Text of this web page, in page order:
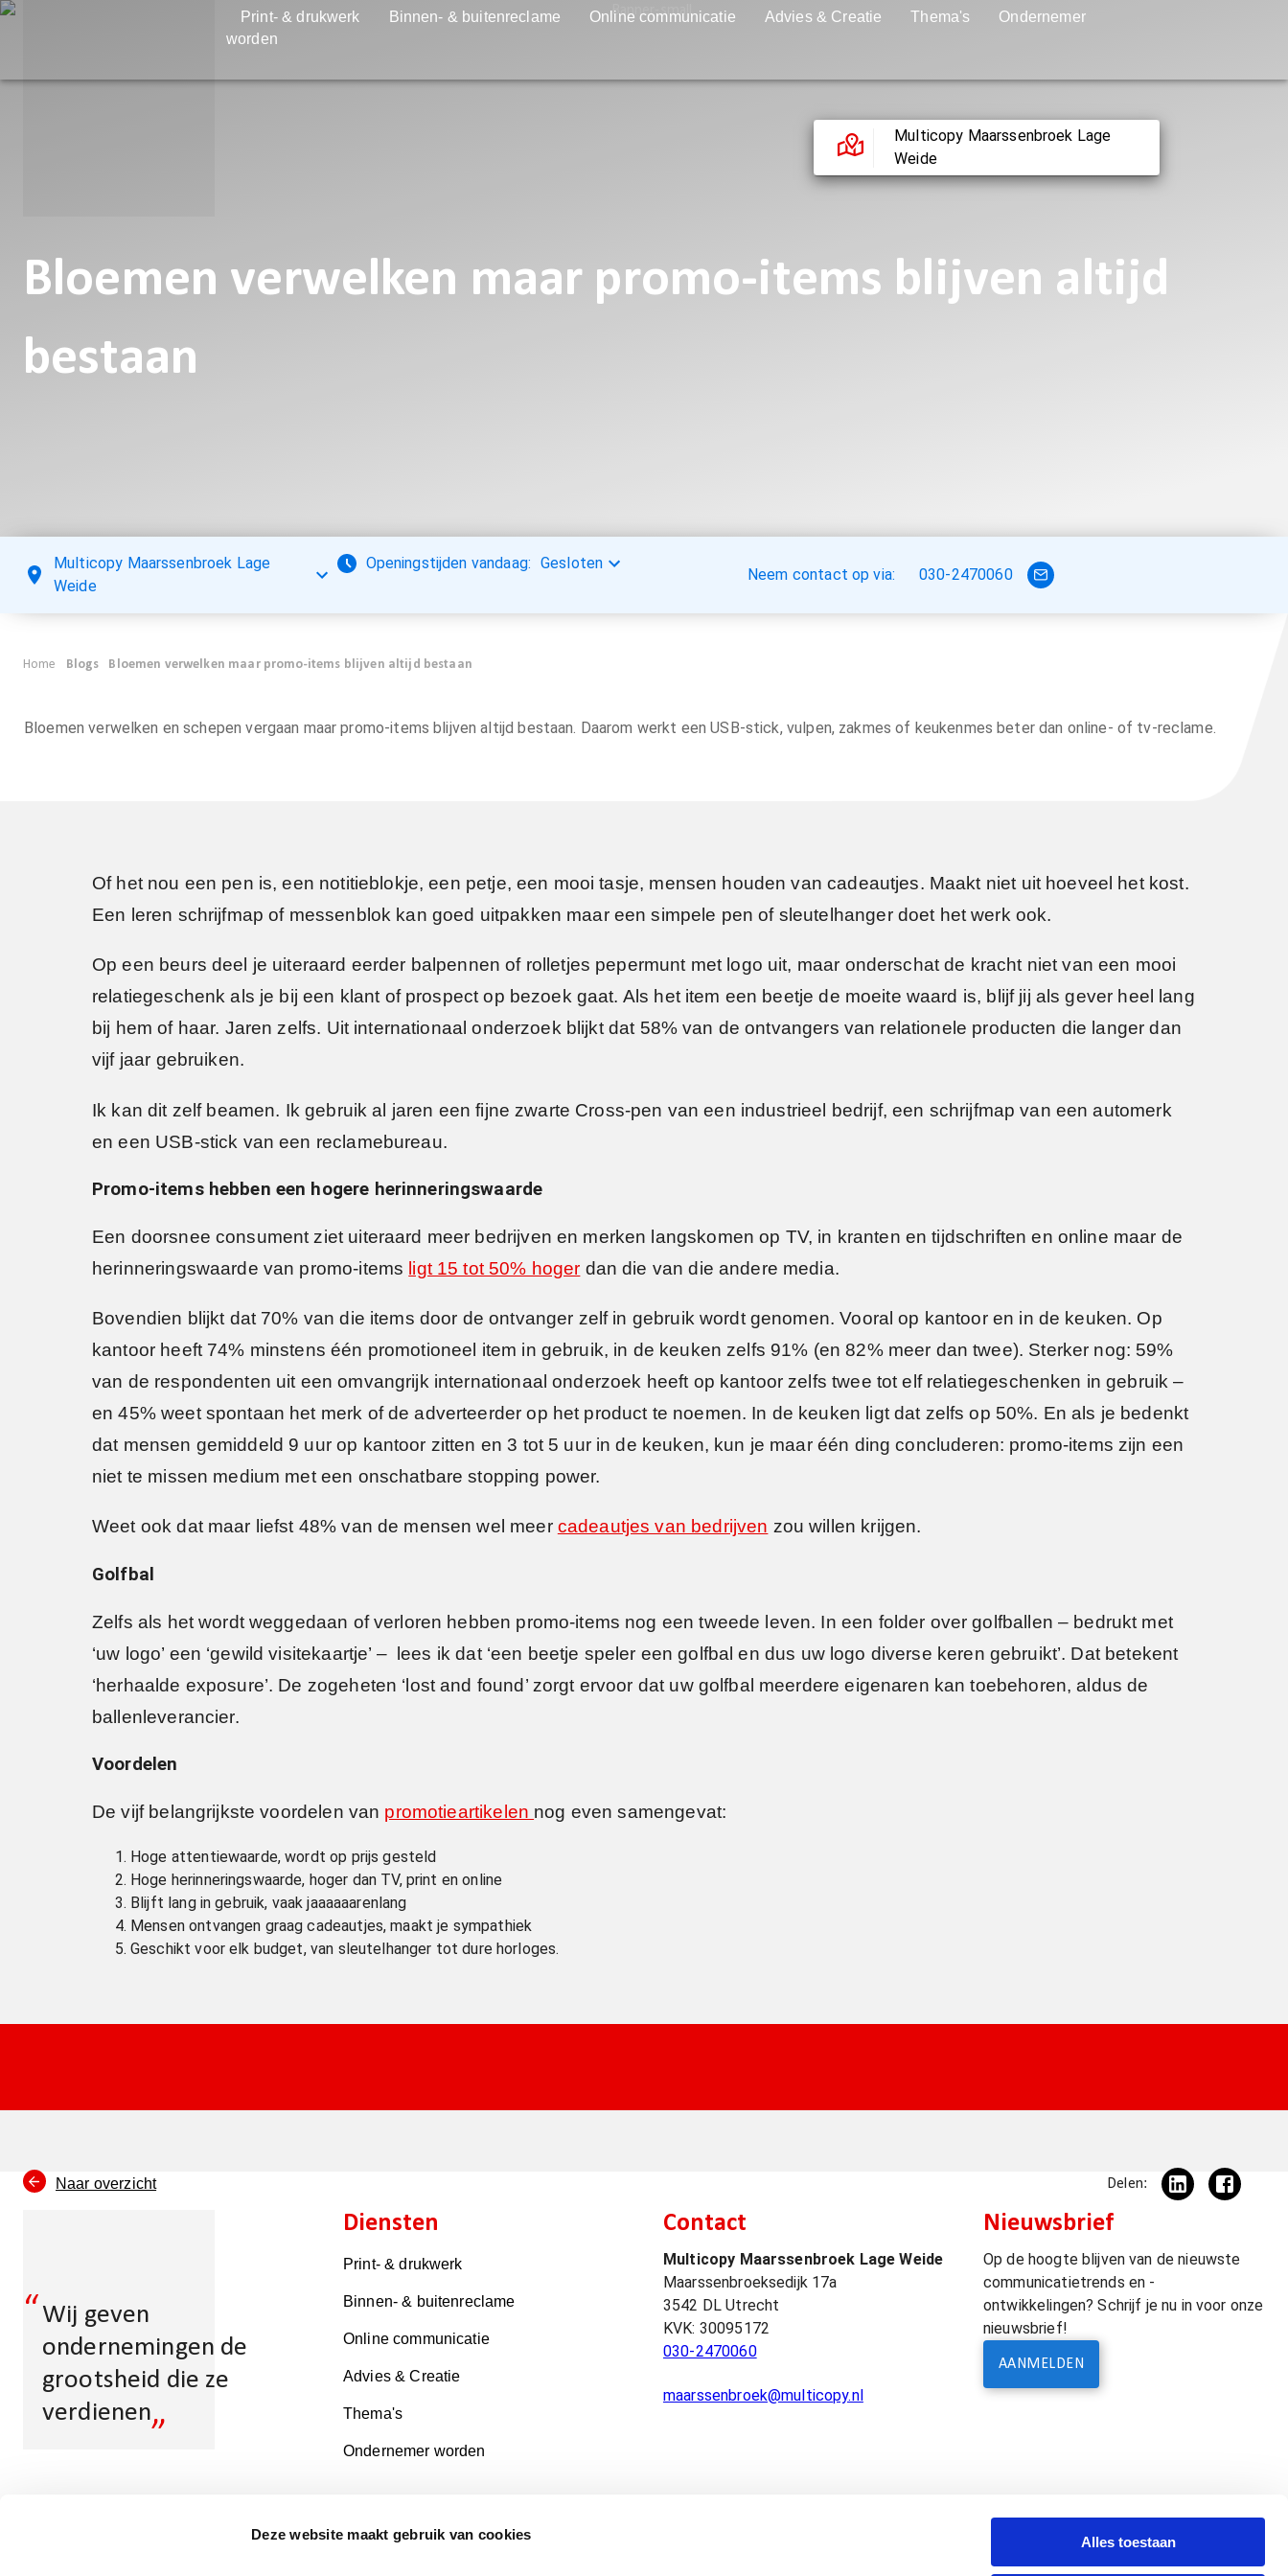
Deze website maakt gebruik van cookies Alles toestaan
Print- & drukwerk Binnen- & buitenreclame Online communicatie Advies & Creatie Thema's
Ondernemer
worden
Multicopy Maarssenbroek Lage
Weide
Bloemen verwelken maar promo-items blijven altijd
bestaan
Multicopy Maarssenbroek Lage
Weide
Openingstijden vandaag: Gesloten
Neem contact op via: 030-2470060
Home Blogs Bloemen verwelken maar promo-items blijven altijd bestaan
Bloemen verwelken en schepen vergaan maar promo-items blijven altijd bestaan. Daarom werkt een USB-stick, vulpen, zakmes of keukenmes beter dan online- of tv-reclame.
Of het nou een pen is, een notitieblokje, een petje, een mooi tasje, mensen houden van cadeautjes. Maakt niet uit hoeveel het kost.
Een leren schrijfmap of messenblok kan goed uitpakken maar een simpele pen of sleutelhanger doet het werk ook.
Op een beurs deel je uiteraard eerder balpennen of rolletjes pepermunt met logo uit, maar onderschat de kracht niet van een mooi
relatiegeschenk als je bij een klant of prospect op bezoek gaat. Als het item een beetje de moeite waard is, blijf jij als gever heel lang
bij hem of haar. Jaren zelfs. Uit internationaal onderzoek blijkt dat 58% van de ontvangers van relationele producten die langer dan
vijf jaar gebruiken.
Ik kan dit zelf beamen. Ik gebruik al jaren een fijne zwarte Cross-pen van een industrieel bedrijf, een schrijfmap van een automerk
en een USB-stick van een reclamebureau.
Promo-items hebben een hogere herinneringswaarde
Een doorsnee consument ziet uiteraard meer bedrijven en merken langskomen op TV, in kranten en tijdschriften en online maar de
herinneringswaarde van promo-items ligt 15 tot 50% hoger dan die van die andere media.
Bovendien blijkt dat 70% van die items door de ontvanger zelf in gebruik wordt genomen. Vooral op kantoor en in de keuken. Op
kantoor heeft 74% minstens één promotioneel item in gebruik, in de keuken zelfs 91% (en 82% meer dan twee). Sterker nog: 59%
van de respondenten uit een omvangrijk internationaal onderzoek heeft op kantoor zelfs twee tot elf relatiegeschenken in gebruik –
en 45% weet spontaan het merk of de adverteerder op het product te noemen. In de keuken ligt dat zelfs op 50%. En als je bedenkt
dat mensen gemiddeld 9 uur op kantoor zitten en 3 tot 5 uur in de keuken, kun je maar één ding concluderen: promo-items zijn een
niet te missen medium met een onschatbare stopping power.
Weet ook dat maar liefst 48% van de mensen wel meer cadeautjes van bedrijven zou willen krijgen.
Golfbal
Zelfs als het wordt weggedaan of verloren hebben promo-items nog een tweede leven. In een folder over golfballen – bedrukt met
‘uw logo’ een ‘gewild visitekaartje’ – lees ik dat ‘een beetje speler een golfbal en dus uw logo diverse keren gebruikt’. Dat betekent
‘herhaalde exposure’. De zogeheten ‘lost and found’ zorgt ervoor dat uw golfbal meerdere eigenaren kan toebehoren, aldus de
ballenleverancier.
Voordelen
De vijf belangrijkste voordelen van promotieartikelen nog even samengevat:
Hoge attentiewaarde, wordt op prijs gesteld
Hoge herinneringswaarde, hoger dan TV, print en online
Blijft lang in gebruik, vaak jaaaaaarenlang
Mensen ontvangen graag cadeautjes, maakt je sympathiek
Geschikt voor elk budget, van sleutelhanger tot dure horloges.
Naar overzicht Delen:
“ Wij geven
ondernemingen de
grootsheid die ze
verdienen„
Diensten
Print- & drukwerk
Binnen- & buitenreclame
Online communicatie
Advies & Creatie
Thema's
Ondernemer worden
Contact
Multicopy Maarssenbroek Lage Weide
Maarssenbroeksedijk 17a
3542 DL Utrecht
KVK: 30095172
030-2470060
maarssenbroek@multicopy.nl
Nieuwsbrief
Op de hoogte blijven van de nieuwste
communicatietrends en -
ontwikkelingen? Schrijf je nu in voor onze
nieuwsbrief!
AANMELDEN